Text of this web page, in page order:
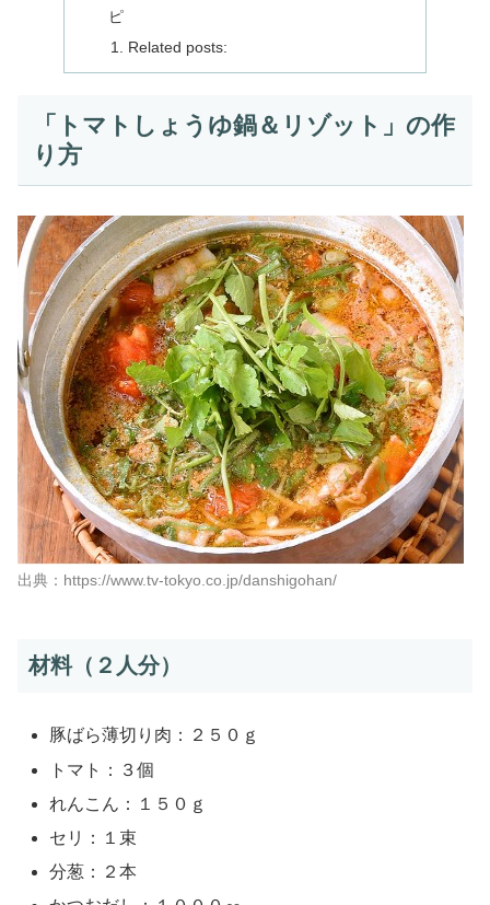
ピ
Related posts:
「トマトしょうゆ鍋＆リゾット」の作
り方
出典：https://www.tv-tokyo.co.jp/danshigohan/
材料（２人分）
豚ばら薄切り肉：２５０ｇ
トマト：３個
れんこん：１５０ｇ
セリ：１束
分葱：２本